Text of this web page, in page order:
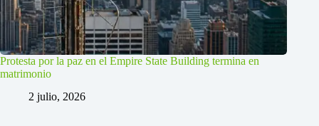
Protesta por la paz en el Empire State Building termina en
matrimonio
2 julio, 2026